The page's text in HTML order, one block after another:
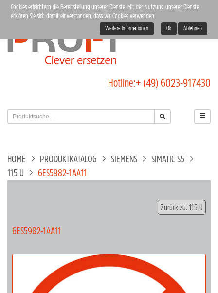
Hotline:+ (49) 6023-917430
HOME PRODUKTKATALOG SIEMENS
SIMATIC S5
115 U
6ES5982-1AA11
Zurück zu: 115 U
6ES5982-1AA11
Cookies erleichtern die Bereitstellung unserer Dienste. Mit der Nutzung unserer Dienste
erklären Sie sich damit einverstanden, dass wir Cookies verwenden.
Weitere Informationen Ok Ablehnen